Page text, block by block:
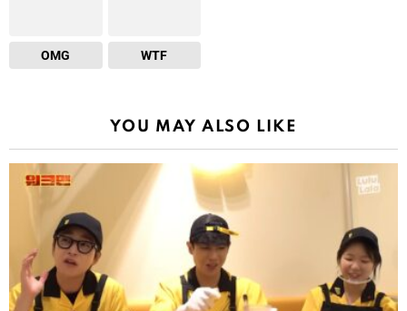
OMG WTF
YOU MAY ALSO LIKE